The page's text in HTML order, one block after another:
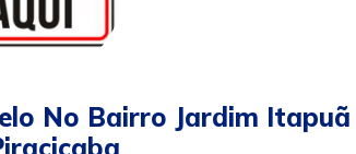
No Bairro Jardim Itapuã